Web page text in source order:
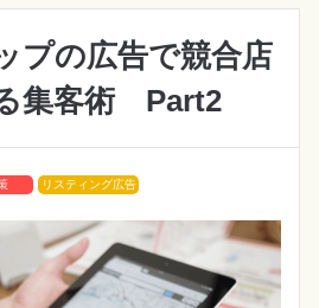
プの広告で競合店
集客術 Part2
リスティング広告